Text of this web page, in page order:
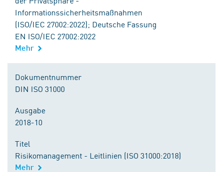
Informationssicherheitsmaßnahmen
(ISO/IEC 27002:2022); Deutsche Fassung
EN ISO/IEC 27002:2022
Mehr
Dokumentnummer
DIN ISO 31000
Ausgabe
2018-10
Titel
Risikomanagement - Leitlinien (ISO 31000:2018)
Mehr